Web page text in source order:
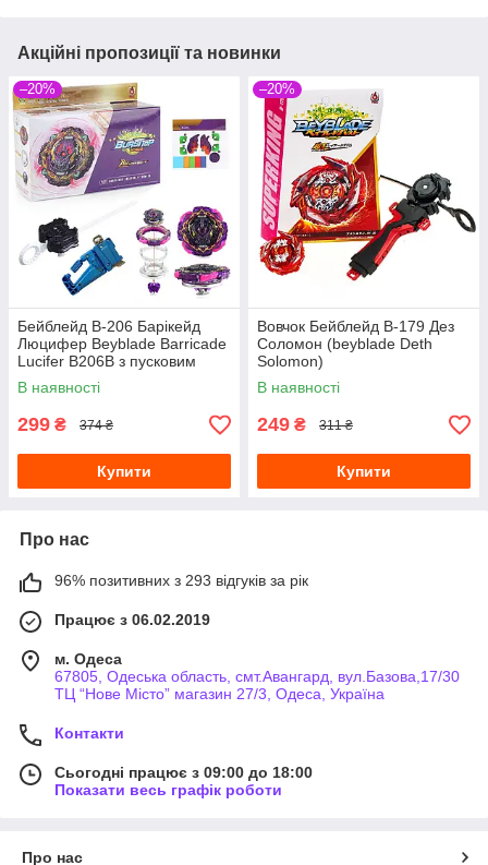
Акційні пропозиції та новинки
–20%
Бейблейд B-206 Барікейд
Люцифер Beyblade Barricade
Lucifer B206B з пусковим
пристроєм
В наявності
299 ₴ 374 ₴
Купити
–20%
Вовчок Бейблейд B-179 Дез
Соломон (beyblade Deth
Solomon)
В наявності
249 ₴ 311 ₴
Купити
Про нас
96% позитивних з 293 відгуків за рік
Працює з 06.02.2019
м. Одеса
67805, Одеська область, смт.Авангард, вул.Базова,17/30
ТЦ “Нове Місто” магазин 27/3, Одеса, Україна
Контакти
Сьогодні працює з 09:00 до 18:00
Показати весь графік роботи
Про нас